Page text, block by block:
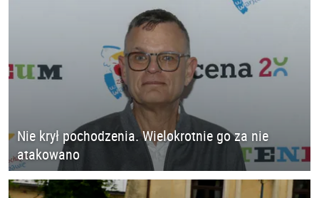
Nie krył pochodzenia. Wielokrotnie go za nie
atakowano